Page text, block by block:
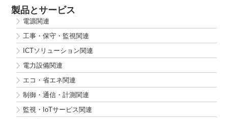
製品とサービス
電源関連
工事・保守・監視関連
ICTソリューション関連
電力設備関連
エコ・省エネ関連
制御・通信・計測関連
監視・IoTサービス関連